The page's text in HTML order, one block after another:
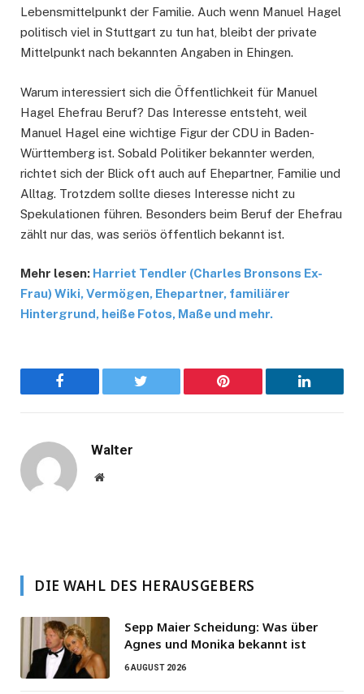
Lebensmittelpunkt der Familie. Auch wenn Manuel Hagel
politisch viel in Stuttgart zu tun hat, bleibt der private
Mittelpunkt nach bekannten Angaben in Ehingen.
Warum interessiert sich die Öffentlichkeit für Manuel
Hagel Ehefrau Beruf? Das Interesse entsteht, weil
Manuel Hagel eine wichtige Figur der CDU in Baden-
Württemberg ist. Sobald Politiker bekannter werden,
richtet sich der Blick oft auch auf Ehepartner, Familie und
Alltag. Trotzdem sollte dieses Interesse nicht zu
Spekulationen führen. Besonders beim Beruf der Ehefrau
zählt nur das, was seriös öffentlich bekannt ist.
Mehr lesen: Harriet Tendler (Charles Bronsons Ex-
Frau) Wiki, Vermögen, Ehepartner, familiärer
Hintergrund, heiße Fotos, Maße und mehr.
Facebook Twitter Pinterest LinkedIn
Walter
Website
DIE WAHL DES HERAUSGEBERS
Sepp Maier Scheidung: Was über
Agnes und Monika bekannt ist
6 AUGUST 2026